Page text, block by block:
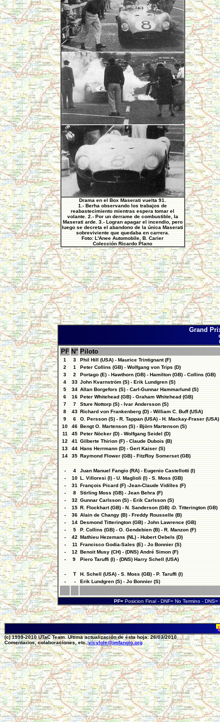
Drama en el Box Maserati vuelta 91.
1.- Berha observando los trabajos de
reabastecimiento mientras espera tomar el
volante. 2.- Por un derrame de combustible, la
Maserati arde. 3.- Logran apagar el incendio, pero
luego se decreta el abandono de la única Maserati
sobreviviente que quedaba en carrera.
Foto: L'Anee Automobile, B. Carier
Colección Ricardo Plano
Grand
PF N° Piloto
1 3
Phil Hill (USA) - Maurice Trintignant (F)
2
1
Peter Collins (GB) - Wolfgang von Trips (D)
3
2
Portago (E) - Hawthorn (GB) - Hamilton (GB) - Collins (GB)
4
33 John Kvarnström (S) - Erik Lundgren (S)
5
34 Allan Borgefors (S) - Carl-Gunnar Hammarlund (S)
6
16 Peter Whitehead (GB) - Graham Whitehead (GB)
7
7
Sture Nottorp (S) - Ivar Andersson (S)
8
43 Richard von Frankenberg (D) - William C. Buff (USA)
9
6
O. Persson (S) - R. Tappan (USA) - H. Mackay-Fraser (USA)
10
46 Bengt O. Martenson (S) - Björn Martenson (S)
11
45 Peter Nöcker (D) - Wolfgang Seidel (D)
12
41
Gilberte Thirion (F) - Claude Dubois (B)
13
44 Hans Herrmann (D) - Gert Kaiser (S)
14
35 Raymond Flower (GB) - FitzRoy Somerset (GB)
- 4
Juan Manuel Fangio (RA) - Eugenio Castellotti (I)
-
10 L. Villoresi (I) - U. Maglioli (I) - S. Moss (GB)
-
31 François Picard (F) -Jean-Claude Vidilles (F)
-
8
Stirling Moss (GB) - Jean Behra (F)
-
32 Gunnar Carlsson (S) - Erik Carlsson (S)
-
15 R. Flockhart (GB) - N. Sanderson (GB) -D. Titterington (GB)
-
36 Alain de Changy (B) - Freddy Rousselle (B)
-
14 Desmond Titterington (GB) - John Lawrence (GB)
-
5
P. Collins (GB) - O. Gendebien (B) - R. Manzon (F)
-
42 Mathieu Hezemans (NL) - Hubert Oebels (D)
-
11 Francisco Godia-Sales (E) - Jo Bonnier (S)
-
12 Benoit Musy (CH) - (DNS) André Simon (F)
-
9 Piero Taruffi (I) - (DNS) Harry Schell (USA)
- T
H. Schell (USA) - S. Moss (GB) - P. Taruffi (I)
-
- Erik Lundgren (S) - Jo Bonnier (S)
PF= Posicion Final - DNF= No Termino -
(c) 1999-2010 UTaC Team. Ultima actualización de ésta hoja: 26/03/2010
Comentarios, colaboraciones, etc.:vicylole@jmfangio.org